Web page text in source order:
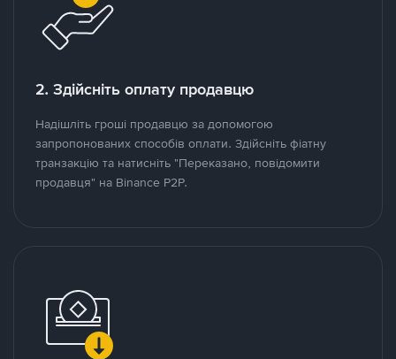
2. Здійсніть оплату продавцю
Надішліть гроші продавцю за допомогою
запропонованих способів оплати. Здійсніть фіатну
транзакцію та натисніть "Переказано, повідомити
продавця" на Binance P2P.